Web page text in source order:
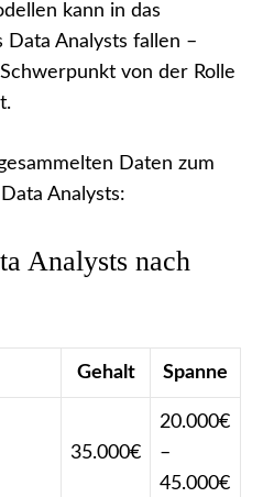
kann in das
Data Analysts fallen –
von der Rolle
Daten zum
Analysts:
Analysts nach
Gehalt Spanne
35.000€
20.000€
–
45.000€